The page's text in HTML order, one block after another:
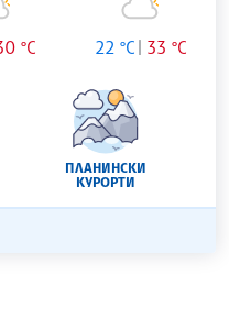
°C 22 °C 33 °C
ПЛАНИНСКИ
КУРОРТИ